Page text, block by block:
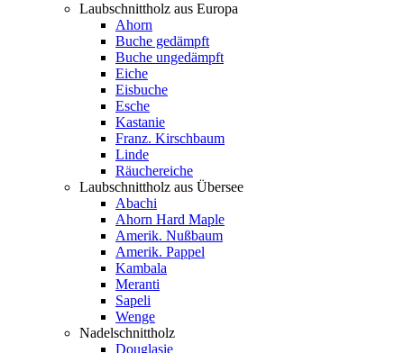
Laubschnittholz aus Europa
Ahorn
Buche gedämpft
Buche ungedämpft
Eiche
Eisbuche
Esche
Kastanie
Franz. Kirschbaum
Linde
Räuchereiche
Laubschnittholz aus Übersee
Abachi
Ahorn Hard Maple
Amerik. Nußbaum
Amerik. Pappel
Kambala
Meranti
Sapeli
Wenge
Nadelschnittholz
Douglasie